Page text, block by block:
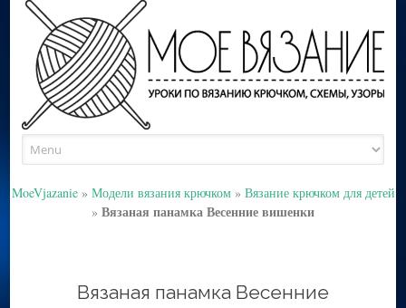
to
MoeVjazanie» Модели вязания крючком» Вязание крючком для детей
» Вязаная панамка Весенние вишенки
Вязаная панамка Весенние